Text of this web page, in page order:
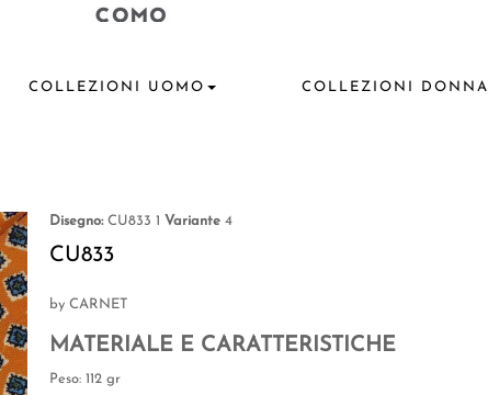
COLLEZIONI UOMO COLLEZIONI DONNA
Disegno: CU833 1 Variante 4
CU833
by CARNET
MATERIALE E CARATTERISTICHE
Peso: 112 gr